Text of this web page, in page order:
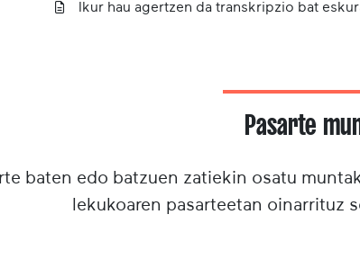
Ikur hau agertzen da transkripzio bat
Pasarte
baten edo batzuen zatiekin osatu
lekukoaren pasarteetan oinarrituz